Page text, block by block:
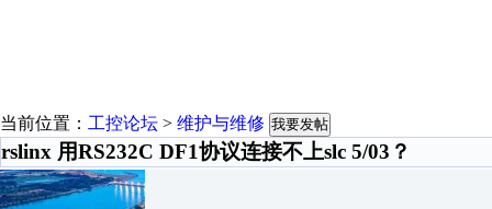
当前位置： 工控论坛 > 维护与维修 我要发帖
rslinx 用RS232C DF1协议连接不上slc 5/03？